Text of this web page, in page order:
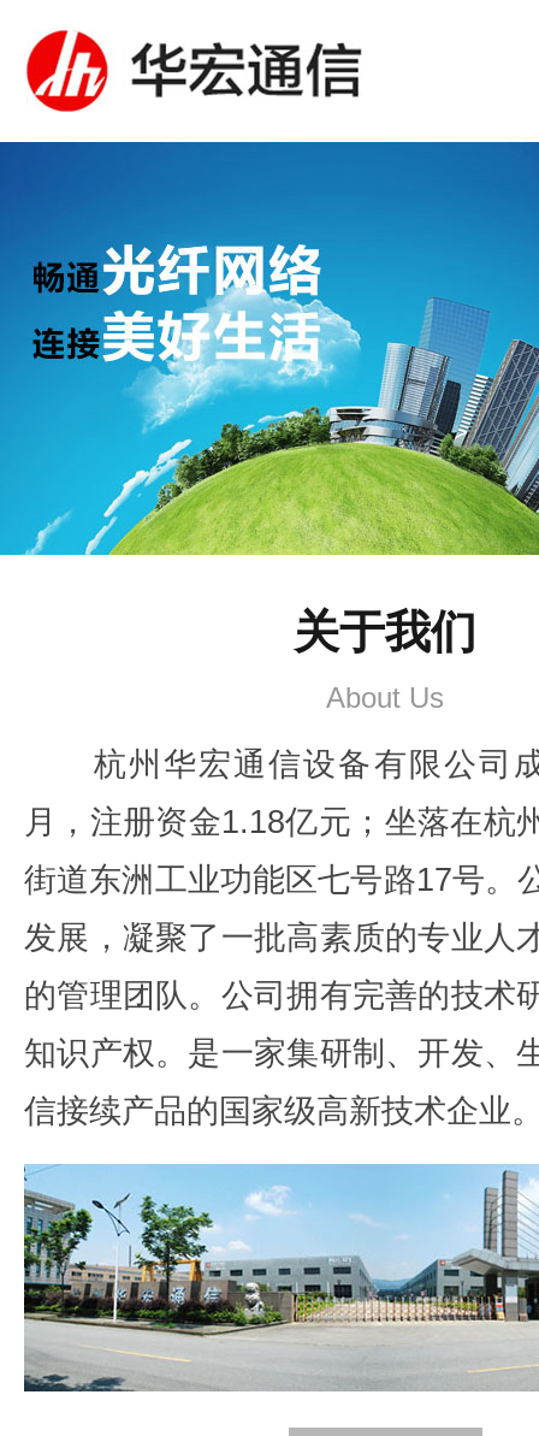
关于我们
About Us
杭州华宏通信设备有限公司
月，注册资金1.18亿元；坐落在杭
街道东洲工业功能区七号路17号。
发展，凝聚了一批高素质的专业人
的管理团队。公司拥有完善的技术
知识产权。是一家集研制、开发、
信接续产品的国家级高新技术企业